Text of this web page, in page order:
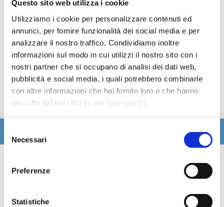
Questo sito web utilizza i cookie
Utilizziamo i cookie per personalizzare contenuti ed
annunci, per fornire funzionalità dei social media e per
analizzare il nostro traffico. Condividiamo inoltre
informazioni sul modo in cui utilizzi il nostro sito con i
nostri partner che si occupano di analisi dei dati web,
pubblicità e social media, i quali potrebbero combinarle
con altre informazioni che hai fornito loro o che hanno
raccolto dal tuo utilizzo dei loro servizi.
delNecessari
Preferenze
Statistiche
La quota non comprende
Le bevande, le escursioni a terra nel corso della crociera,
Assicurazione multirischi.
Tasse portuali
Le quote di servizio altri servizi (parrucchiere, massaggi,
trattamenti estetici, medico, navigazione internet,
lavanderia).